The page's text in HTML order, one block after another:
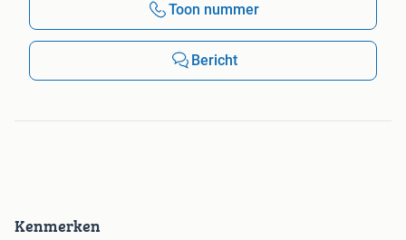
Kenmerken
Toon nummer
Bericht